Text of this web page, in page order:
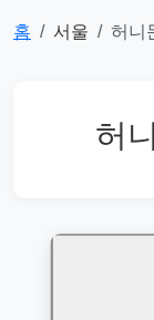
홈 서울 허니
허